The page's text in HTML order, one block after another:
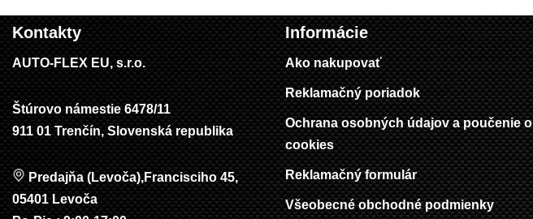
Kontakty
AUTO-FLEX EU, s.r.o.
Štúrovo námestie 6478/11
911 01 Trenčín, Slovenská republika
Predajňa (Levoča),Francisciho 45,
05401 Levoča
Informácie
Ako nakupovať
Reklamačný poriadok
Ochrana osobných údajov a poučenie o
cookies
Reklamačný formulár
Všeobecné obchodné podmienky